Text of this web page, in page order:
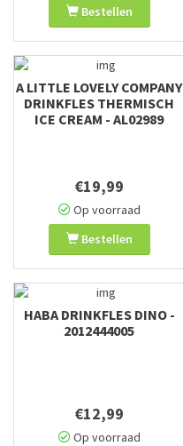
Bestellen
A LITTLE LOVELY COMPANY
DRINKFLES THERMISCH
ICE CREAM - AL02989
€19,99
Op voorraad
Bestellen
HABA DRINKFLES DINO -
2012444005
€12,99
Op voorraad